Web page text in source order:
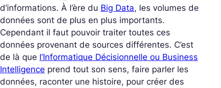
d’informations. À l’ère du Big Data, les volumes de
données sont de plus en plus importants.
Cependant il faut pouvoir traiter toutes ces
données provenant de sources différentes. C’est
de là que l’Informatique Décisionnelle ou Business
Intelligence prend tout son sens, faire parler les
données, raconter une histoire, pour créer des